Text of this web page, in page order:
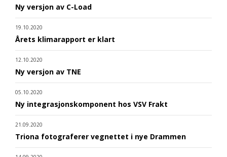
Ny versjon av C-Load
19.10.2020
Årets klimarapport er klart
12.10.2020
Ny versjon av TNE
05.10.2020
Ny integrasjonskomponent hos VSV Frakt
21.09.2020
Triona fotograferer vegnettet i nye Drammen